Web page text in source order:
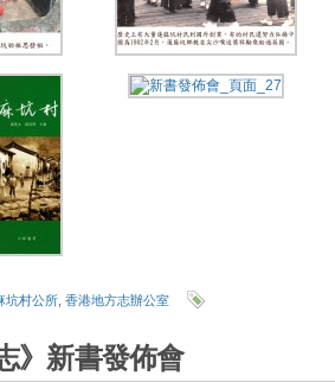
坑村公所 香港地方志辦公室
》新書發佈會